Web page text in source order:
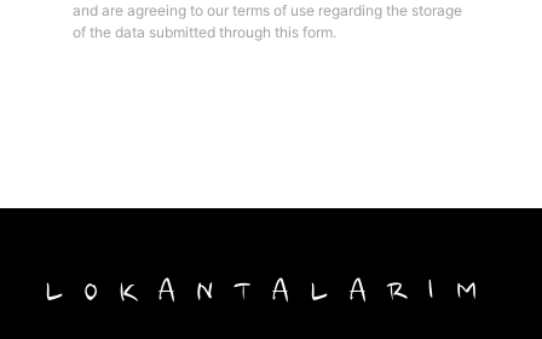
and are agreeing to our terms of use regarding the storage
of the data submitted through this form.
LOKANTALARIM